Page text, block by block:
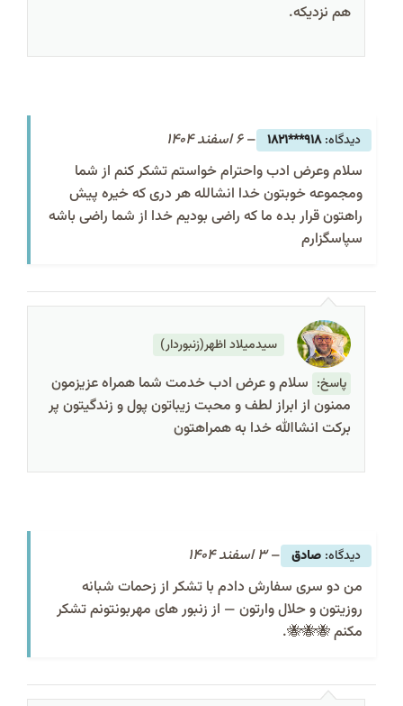
هم نزدیکه.
918***1821
– 6 اسفند 1404
سلام وعرض ادب واحترام خواستم تشکر کنم از شما
ومجموعه خوبتون خدا انشالله هر دری که خیره پیش
راهتون قرار بده ما که راضی بودیم خدا از شما راضی باشه
سپاسگزارم
سیدمیلاد اظهر(زنبوردار)
پاسخ: سلام و عرض ادب خدمت شما همراه عزیزمون
ممنون از ابراز لطف و محبت زیباتون پول و زندگیتون پر
برکت انشاالله خدا به همراهتون
صادق – 3 اسفند 1404
من دو سری سفارش دادم با تشکر از زحمات شبانه
روزیتون و حلال وارتون — از زنبور های مهربونتونم تشکر
مکنم 🐝🐝🐝.